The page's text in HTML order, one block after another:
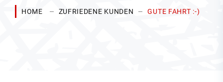
HOME ZUFRIEDENE KUNDEN GUTE FAHRT :-)